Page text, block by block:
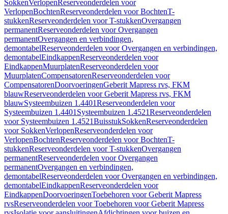
SokkenVerlopenReserveonderdelen voor
VerlopenBochtenReserveonderdelen voor BochtenT-
stukkenReserveonderdelen voor T-stukkenOvergangen
permanentReserveonderdelen voor Overgangen
permanentOvergangen en verbindingen,
demontabelReserveonderdelen voor Overgangen en verbindingen,
demontabelEindkappenReserveonderdelen voor
EindkappenMuurplatenReserveonderdelen voor
MuurplatenCompensatorenReserveonderdelen voor
CompensatorenDoorvoeringenGeberit Mapress rvs, FKM
blauwReserveonderdelen voor Geberit Mapress rvs, FKM
blauwSysteembuizen 1.4401Reserveonderdelen voor
Systeembuizen 1.4401 Systeembuizen 1.4521Reserveonderdelen
voor Systeembuizen 1.4521BuisstukSokkenReserveonderdelen
voor SokkenVerlopenReserveonderdelen voor
VerlopenBochtenReserveonderdelen voor BochtenT-
stukkenReserveonderdelen voor T-stukkenOvergangen
permanentReserveonderdelen voor Overgangen
permanentOvergangen en verbindingen,
demontabelReserveonderdelen voor Overgangen en verbindingen,
demontabelEindkappenReserveonderdelen voor
EindkappenDoorvoeringenToebehoren voor Geberit Mapress
rvsReserveonderdelen voor Toebehoren voor Geberit Mapress